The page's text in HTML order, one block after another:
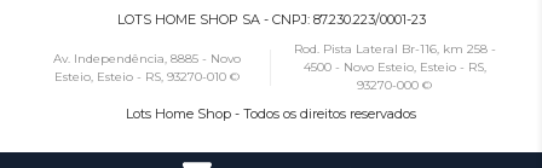
LOTS HOME SHOP SA - CNPJ: 87.230.223/0001-23
Av. Independência, 8885 - Novo
Esteio, Esteio - RS, 93270-010 ©
Rod. Pista Lateral Br-116, km 258 -
4500 - Novo Esteio, Esteio - RS,
93270-000 ©
Lots Home Shop - Todos os direitos reservados